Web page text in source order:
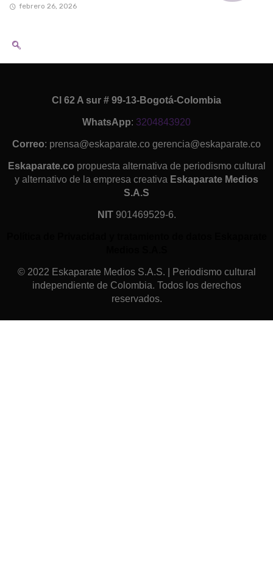
febrero 26, 2026
Cl 62 A sur # 99-13-Bogotá-Colombia
WhatsApp: 3204843920
Correo: prensa@eskaparate.co gerencia@eskaparate.co
Eskaparate.co propuesta alternativa de periodismo cultural
y alternativo de la empresa creativa Eskaparate Medios
S.A.S
NIT 901469529-6.
© 2022 Eskaparate Medios S.A.S. | Periodismo cultural
independiente de Colombia. Todos los derechos
reservados.